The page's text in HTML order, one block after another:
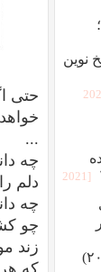
حتی
...
چه
دلم
چه
چو
زند
که
نوین
[2021
*زنانی که شکست را شکست دادند (۲۰)